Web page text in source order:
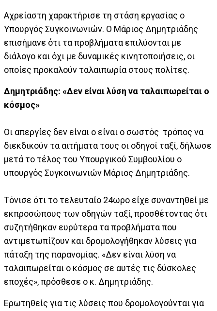
Αχρείαστη χαρακτήρισε τη στάση εργασίας ο
Υπουργός Συγκοινωνιών. Ο Μάριος Δημητριάδης
επισήμανε ότι τα προβλήματα επιλύονται με
διάλογο και όχι με δυναμικές κινητοποιήσεις, οι
οποίες προκαλούν ταλαιπωρία στους πολίτες.
Δημητριάδης: «Δεν είναι λύση να ταλαιπωρείται ο
κόσμος»
Οι απεργίες δεν είναι ο είναι ο σωστός τρόπος να
διεκδικούν τα αιτήματα τους οι οδηγοί ταξί, δήλωσε
μετά το τέλος του Υπουργικού Συμβουλίου ο
υπουργός Συγκοινωνιών Μάριος Δημητριάδης.
Tόνισε ότι το τελευταίο 24ωρο είχε συναντηθεί με
εκπροσώπους των οδηγών ταξί, προσθέτοντας ότι
συζητήθηκαν ευρύτερα τα προβλήματα που
αντιμετωπίζουν και δρομολογήθηκαν λύσεις για
πάταξη της παρανομίας. «Δεν είναι λύση να
ταλαιπωρείται ο κόσμος σε αυτές τις δύσκολες
εποχές», πρόσθεσε ο κ. Δημητριάδης.
Ερωτηθείς για τις λύσεις που δρομολογούνται για